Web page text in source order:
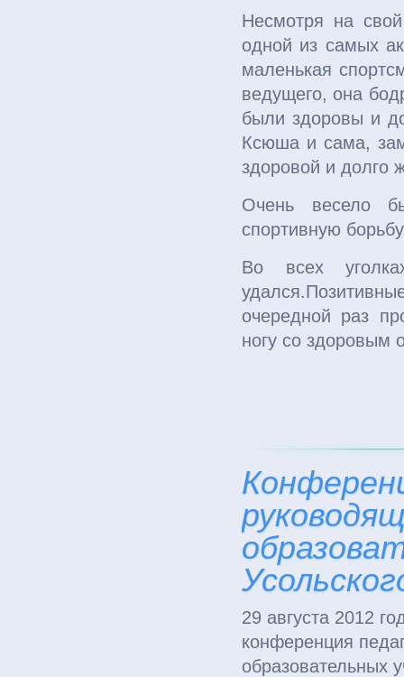
Несмотря на
одной из самых
маленькая
ведущего, она
были здоровы и
Ксюша и сама,
здоровой и долго
Очень весело
спортивную
Во всех
очередной раз
ногу со здоровым
29 августа 2012
конференция
образовательных